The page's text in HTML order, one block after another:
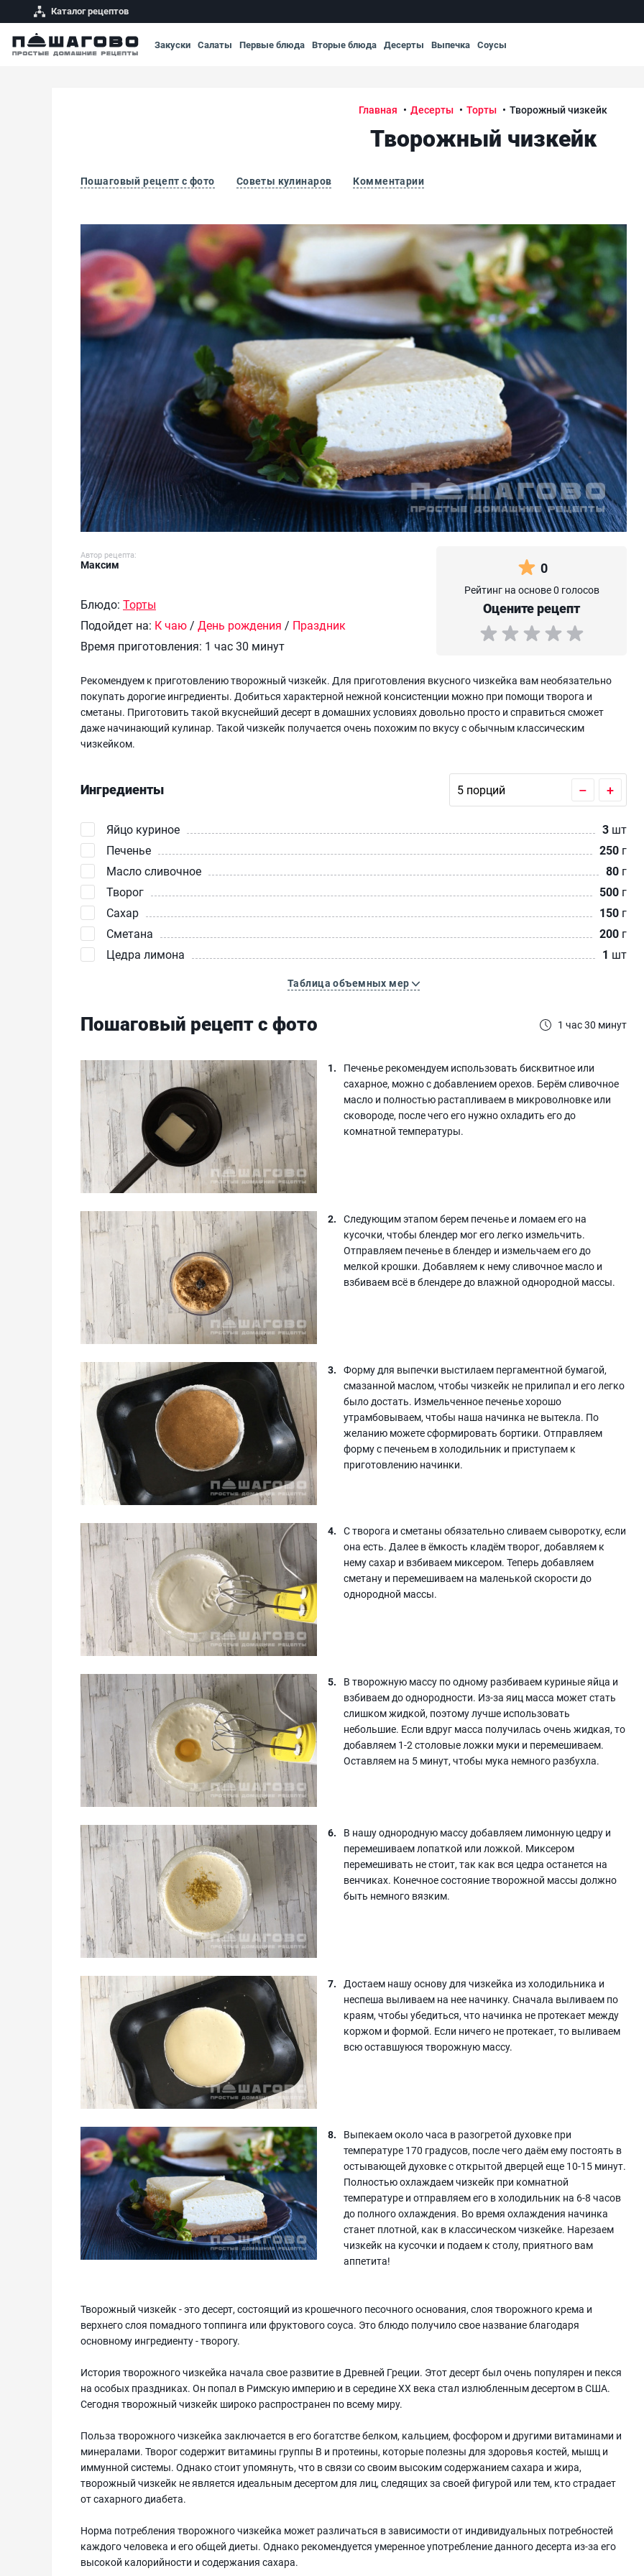
Каталог рецептов
Закуски Салаты Первые блюда Вторые блюда Десерты Выпечка Соусы
Главная Десерты Торты Творожный чизкейк
Творожный чизкейк
Пошаговый рецепт с фото Советы кулинаров Комментарии
Творожный чизкейк
Автор рецепта:
Максим
Блюдо: Торты
Подойдет на: К чаю / День рождения / Праздник
Время приготовления: 1 час 30 минут
0
Рейтинг на основе 0 голосов
Оцените рецепт
Рекомендуем к приготовлению творожный чизкейк. Для приготовления вкусного чизкейка вам необязательно
покупать дорогие ингредиенты. Добиться характерной нежной консистенции можно при помощи творога и
сметаны. Приготовить такой вкуснейший десерт в домашних условиях довольно просто и справиться сможет
даже начинающий кулинар. Такой чизкейк получается очень похожим по вкусу с обычным классическим
чизкейком.
Ингредиенты – +
Яйцо куриное 3 шт
Печенье
250 г
Масло сливочное
80 г
Творог
500 г
Сахар
150 г
Сметана
200 г
Цедра лимона
1 шт
Таблица объемных мер
Пошаговый рецепт с фото 1 час 30 минут
Печенье рекомендуем использовать бисквитное или
сахарное, можно с добавлением орехов. Берём сливочное
масло и полностью растапливаем в микроволновке или
сковороде, после чего его нужно охладить его до
комнатной температуры.
Следующим этапом берем печенье и ломаем его на
кусочки, чтобы блендер мог его легко измельчить.
Отправляем печенье в блендер и измельчаем его до
мелкой крошки. Добавляем к нему сливочное масло и
взбиваем всё в блендере до влажной однородной массы.
Форму для выпечки выстилаем пергаментной бумагой,
смазанной маслом, чтобы чизкейк не прилипал и его легко
было достать. Измельченное печенье хорошо
утрамбовываем, чтобы наша начинка не вытекла. По
желанию можете сформировать бортики. Отправляем
форму с печеньем в холодильник и приступаем к
приготовлению начинки.
С творога и сметаны обязательно сливаем сыворотку, если
она есть. Далее в ёмкость кладём творог, добавляем к
нему сахар и взбиваем миксером. Теперь добавляем
сметану и перемешиваем на маленькой скорости до
однородной массы.
В творожную массу по одному разбиваем куриные яйца и
взбиваем до однородности. Из-за яиц масса может стать
слишком жидкой, поэтому лучше использовать
небольшие. Если вдруг масса получилась очень жидкая, то
добавляем 1-2 столовые ложки муки и перемешиваем.
Оставляем на 5 минут, чтобы мука немного разбухла.
В нашу однородную массу добавляем лимонную цедру и
перемешиваем лопаткой или ложкой. Миксером
перемешивать не стоит, так как вся цедра останется на
венчиках. Конечное состояние творожной массы должно
быть немного вязким.
Достаем нашу основу для чизкейка из холодильника и
неспеша выливаем на нее начинку. Сначала выливаем по
краям, чтобы убедиться, что начинка не протекает между
коржом и формой. Если ничего не протекает, то выливаем
всю оставшуюся творожную массу.
Выпекаем около часа в разогретой духовке при
температуре 170 градусов, после чего даём ему постоять в
остывающей духовке с открытой дверцей еще 10-15 минут.
Полностью охлаждаем чизкейк при комнатной
температуре и отправляем его в холодильник на 6-8 часов
до полного охлаждения. Во время охлаждения начинка
станет плотной, как в классическом чизкейке. Нарезаем
чизкейк на кусочки и подаем к столу, приятного вам
аппетита!
Творожный чизкейк - это десерт, состоящий из крошечного песочного основания, слоя творожного крема и
верхнего слоя помадного топпинга или фруктового соуса. Это блюдо получило свое название благодаря
основному ингредиенту - творогу.
История творожного чизкейка начала свое развитие в Древней Греции. Этот десерт был очень популярен и пекся
на особых праздниках. Он попал в Римскую империю и в середине XX века стал излюбленным десертом в США.
Сегодня творожный чизкейк широко распространен по всему миру.
Польза творожного чизкейка заключается в его богатстве белком, кальцием, фосфором и другими витаминами и
минералами. Творог содержит витамины группы В и протеины, которые полезны для здоровья костей, мышц и
иммунной системы. Однако стоит упомянуть, что в связи со своим высоким содержанием сахара и жира,
творожный чизкейк не является идеальным десертом для лиц, следящих за своей фигурой или тем, кто страдает
от сахарного диабета.
Норма потребления творожного чизкейка может различаться в зависимости от индивидуальных потребностей
каждого человека и его общей диеты. Однако рекомендуется умеренное употребление данного десерта из-за его
высокой калорийности и содержания сахара.